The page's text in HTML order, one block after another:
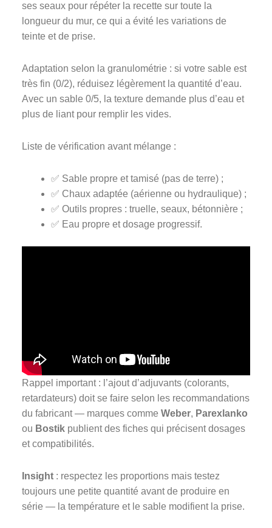
ses seaux pour répéter la recette sur toute la
longueur du mur, ce qui a évité les variations de
teinte et de prise.
Adaptation selon la granulométrie : si votre sable est
très fin (0/2), réduisez légèrement la quantité d’eau.
Avec un sable 0/5, la texture demande plus d’eau et
plus de liant pour remplir les vides.
Liste de vérification avant mélange :
✅ Sable propre et tamisé (pas de terre) ;
✅ Chaux adaptée (aérienne ou hydraulique) ;
✅ Outils propres : truelle, seaux, bétonnière ;
✅ Eau propre et dosage progressif.
Rappel important : l’ajout d’adjuvants (colorants,
retardateurs) doit se faire selon les recommandations
du fabricant — marques comme Weber, Parexlanko
ou Bostik publient des fiches qui précisent dosages
et compatibilités.
Insight : respectez les proportions mais testez
toujours une petite quantité avant de produire en
série — la température et le sable modifient la prise.